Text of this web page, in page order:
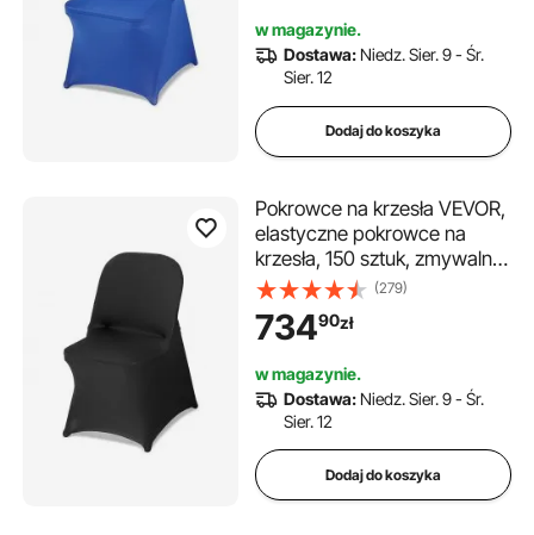
składanych (45 x 46 x 77
cm), kolor niebieski
w magazynie.
Dostawa: Niedz. Sier. 9 - Śr.
Sier. 12
Dodaj do koszyka
Pokrowce na krzesła VEVOR,
elastyczne pokrowce na
krzesła, 150 sztuk, zmywalne i
zdejmowane pokrowce na
krzesła z poliestru i spandexu
na wesela i bankiety,
składanych (45 x 46 x 77
cm), czarne
(279)
73490zł
w magazynie.
Dostawa: Niedz. Sier. 9 - Śr.
Sier. 12
Dodaj do koszyka